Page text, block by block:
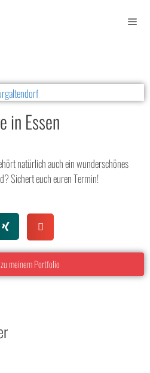
in Essen
natürlich auch ein wunderschönes
Sichert euch euren Termin!
meinem Portfolio